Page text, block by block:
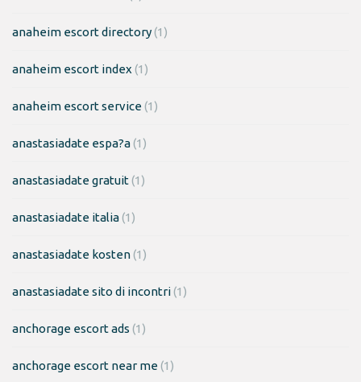
anaheim escort directory(1)
anaheim escort index (1)
anaheim escort service(1)
anastasiadate espa?a(1)
anastasiadate gratuit(1)
anastasiadate italia(1)
anastasiadate kosten(1)
anastasiadate sito di incontri(1)
anchorage escort ads (1)
anchorage escort near me(1)